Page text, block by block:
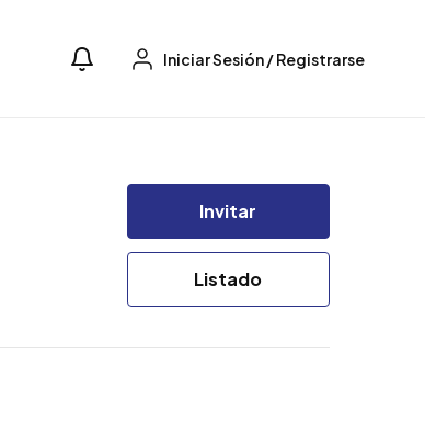
Iniciar Sesión/Registrarse
Invitar
Listado